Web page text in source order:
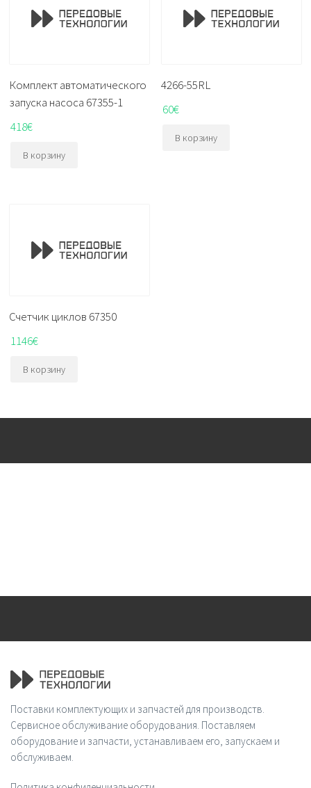
Комплект автоматического
запуска насоса 67355-1
418€
В корзину
4266-55RL
60€
В корзину
Счетчик циклов 67350
1146€
В корзину
Поставки комплектующих и запчастей для производств.
Сервисное обслуживание оборудования. Поставляем
оборудование и запчасти, устанавливаем его, запускаем и
обслуживаем.